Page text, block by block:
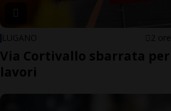
LUGANO 2 ore
Via Cortivallo sbarrata per
lavori